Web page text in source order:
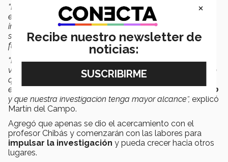
“Lanzamos unobservatorio de medios digitales,
pero
estamos conscientes de que estamos generando la
información, la materia prima, pero necesitamos
socializarla y en esa búsqueda, vimos este modelo que
fue premiado y se apega a los principios de la UNESCO.
“Llegamos con el profesor Felipe Chibás porque vimos los
vasos comunicantes entre nuestra investigación y entre lo
que él está desarrollando alrededor del mundo, y es por
eso que decidimos invitarlo para
establecer este diálogo
y que nuestra investigación tenga mayor alcance”, explicó
Martín del Campo.
Agregó que apenas se dio el acercamiento con el
profesor Chibás y comenzarán con las labores para
impulsar la investigación y pueda crecer hacia otros
lugares.
×
Recibe nuestro newsletter de
noticias: